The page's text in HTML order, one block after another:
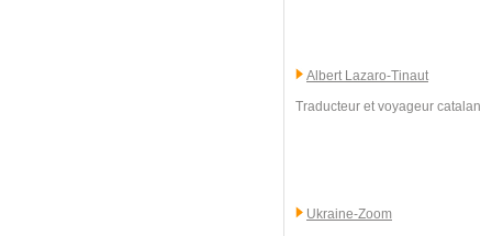
Albert Lazaro-Tinaut
Traducteur et voyageur catalan
Ukraine-Zoom